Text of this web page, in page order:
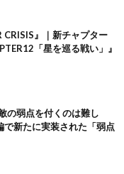
CRISIS』｜新チャプター
「星を巡る戦い」』
の弱点を付くのは難し
で新たに実装された「弱点